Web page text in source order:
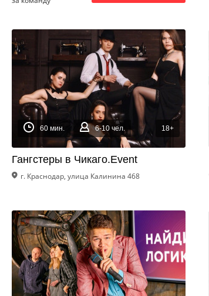
60 мин. 6-10 чел. 18+
Гангстеры в Чикаго.Event
г. Краснодар, улица Калинина 468